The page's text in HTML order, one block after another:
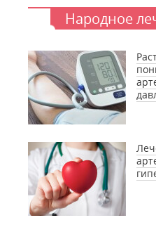
Народное